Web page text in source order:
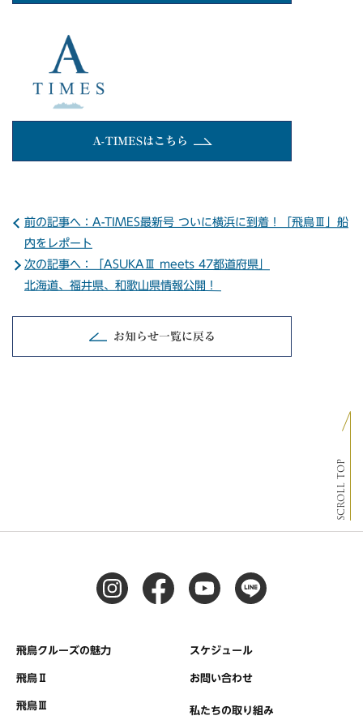
A-TIMESはこちら
前の記事へ：A-TIMES最新号 ついに横浜に到着！「飛鳥Ⅲ」船
内をレポート
次の記事へ：「ASUKAⅢ meets 47都道府県」
北海道、福井県、和歌山県情報公開！
お知らせ一覧に戻る
SCROLL TOP
飛鳥クルーズの魅力
飛鳥Ⅱ
飛鳥Ⅲ
スケジュール
お問い合わせ
私たちの取り組み